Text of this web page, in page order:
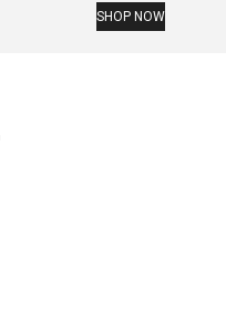
SHOP NOW